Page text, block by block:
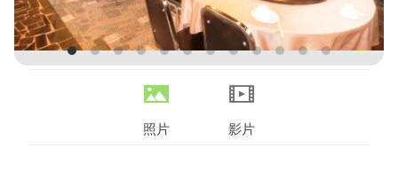
照片 影片